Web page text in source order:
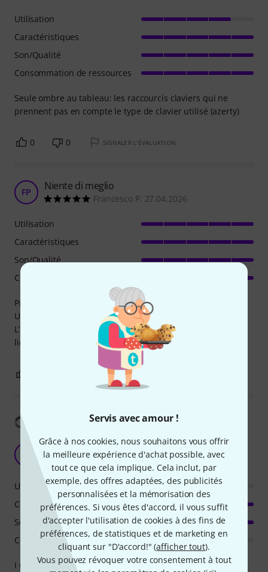
Servis avec amour !
Grâce à nos cookies, nous souhaitons vous offrir
la meilleure expérience d'achat possible, avec
tout ce que cela implique. Cela inclut, par
exemple, des offres adaptées, des publicités
personnalisées et la mémorisation des
préférences. Si vous êtes d'accord, il vous suffit
d'accepter l'utilisation de cookies à des fins de
préférences, de statistiques et de marketing en
cliquant sur "D'accord!" (afficher tout).
Vous pouvez révoquer votre consentement à tout
Seule ombre au tableau: les raccourcis claviers qui ne
prennent pas en compte le type de clavier utilisé (azerty)
Utilisation
Caractéristiques
Son/Qualité
Consommation de ressources
0 0 SIGNALER L'ÉVALUATION
FP Niente di meglio
Francesco P. 27.04.2026
Pro tools lo conosciamo tutti.
Uno standard dell’industria musicale.
L’upgrade è un’ottima maniera per evitare l’acquisto di una
licenza perpetua di pt studio. Io ho fatto l’upgrade da pt12
Utilisation
Caractéristiques
Son/Qualité
Consommation de ressources
SIGNALER L'ÉVALUATION
Afficher la traduction
Overpriced
R. CT. 03.07.2024
I use different DAWs depending on the project, and I have
Utilisation
Caractéristiques
Son/Qualité
Consommation de ressources